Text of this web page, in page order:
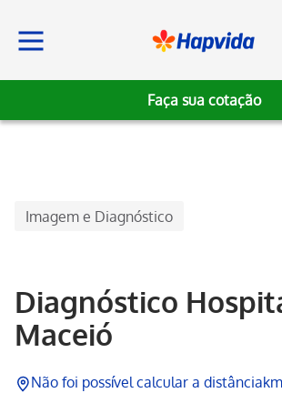
Faça sua cotação
Imagem e Diagnóstico
Diagnóstico
Maceió
Não foi possível calcular a distância